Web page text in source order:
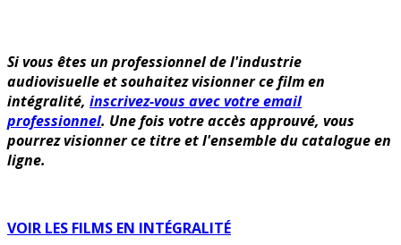
Si vous êtes un professionnel de l'industrie
audiovisuelle et souhaitez visionner ce film en
intégralité, inscrivez-vous avec votre email
professionnel. Une fois votre accès approuvé, vous
pourrez visionner ce titre et l'ensemble du catalogue en
ligne.
VOIR LES FILMS EN INTÉGRALITÉ